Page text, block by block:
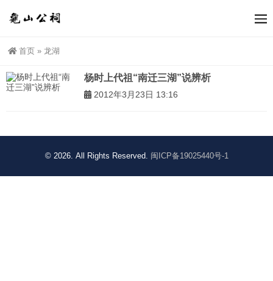
首页 » 龙湖
杨时上代祖“南迁三湖”说辨析
2012年3月23日 13:16
© 2026. All Rights Reserved. 闽ICP备19025440号-1